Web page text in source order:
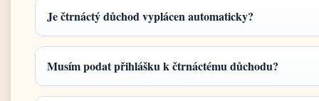
Je čtrnáctý důchod vyplácen automaticky?
Musím podat přihlášku k čtrnáctému důchodu?